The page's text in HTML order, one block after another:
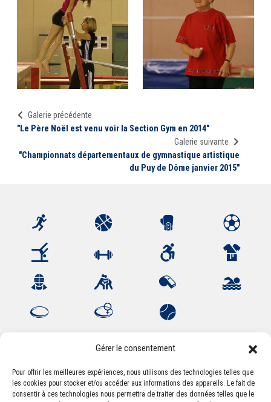
Gérer le consentement
Pour offrir les meilleures expériences, nous utilisons des technologies telles que
les cookies pour stocker et/ou accéder aux informations des appareils. Le fait de
consentir à ces technologies nous permettra de traiter des données telles que le
Galerie précédente
"Le Père Noël est venu voir la Section Gym en 2014"
Galerie suivante
"Championnats départementaux de gymnastique artistique
du Puy de Dôme janvier 2015"
Association Sportive Montferrandaise
84, boulevard Léon Jouhaux